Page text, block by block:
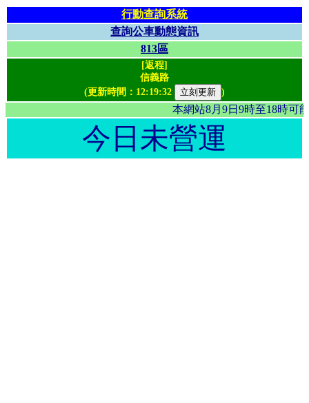
行動查詢系統
查詢公車動態資訊
813區
[返程]
信義路
(更新時間： 12:19:32 )
本網站8月9日9時至18
今日未營運